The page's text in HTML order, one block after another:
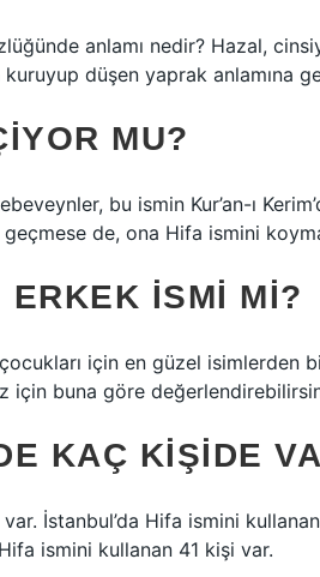
anlamı nedir? Hazal,
düşen yaprak anlamına
MU?
bu ismin Kur’an-ı
geçmese de, ona Hifa ismini
ERKEK ISMI MI?
için en güzel isimlerden
için buna göre
KAÇ KIŞIDE
İstanbul’da Hifa ismini
ismini kullanan 41 kişi var.